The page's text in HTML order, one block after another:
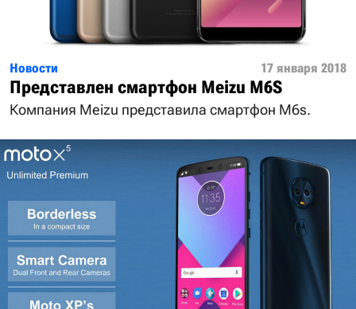
Новости 17 января 2018
Представлен смартфон Meizu M6S
Компания Meizu представила смартфон M6s.